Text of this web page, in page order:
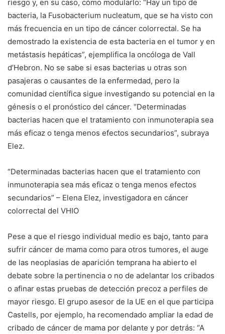
riesgo y, en su caso, cómo modularlo: “Hay un tipo de
bacteria, la Fusobacterium nucleatum, que se ha visto con
más frecuencia en un tipo de cáncer colorrectal. Se ha
demostrado la existencia de esta bacteria en el tumor y en
metástasis hepáticas”, ejemplifica la oncóloga de Vall
d’Hebron. No se sabe si esas bacterias u otras son
pasajeras o causantes de la enfermedad, pero la
comunidad científica sigue investigando su potencial en la
génesis o el pronóstico del cáncer. “Determinadas
bacterias hacen que el tratamiento con inmunoterapia sea
más eficaz o tenga menos efectos secundarios”, subraya
Elez.
“Determinadas bacterias hacen que el tratamiento con
inmunoterapia sea más eficaz o tenga menos efectos
secundarios” – Elena Elez, investigadora en cáncer
colorrectal del VHIO
Pese a que el riesgo individual medio es bajo, tanto para
sufrir cáncer de mama como para otros tumores, el auge
de las neoplasias de aparición temprana ha abierto el
debate sobre la pertinencia o no de adelantar los cribados
o afinar estas pruebas de detección precoz a perfiles de
mayor riesgo. El grupo asesor de la UE en el que participa
Castells, por ejemplo, ha recomendado ampliar la edad de
cribado de cáncer de mama por delante y por detrás: “A